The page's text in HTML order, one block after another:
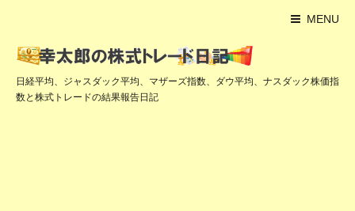
MENU
日経平均、ジャスダック平均、マザーズ指数、ダウ平均、ナスダック株価指
数と株式トレードの結果報告日記